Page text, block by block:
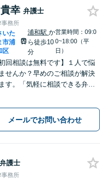
幸 弁護士
事務所
いた
市浦
区
浦和駅 か
ら徒歩10
分
営業時間：09:0
0~18:00（平
日）
初回相談は無料です】１人で悩
せんか？早めのご相談が解決
す。「気軽に相談できる弁護
速な行動力でサポートしま
はお気軽にご相談ください。
メールでお問い合わせ
弁護士
事務所